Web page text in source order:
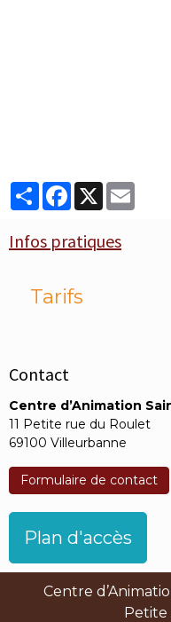
PartagerFacebook
X
Infos pratiques
Tarifs
Contact
Centre d’Animation
11 Petite rue du Roulet
69100 Villeurbanne
Formulaire de contact
Plan d'accès
Centre